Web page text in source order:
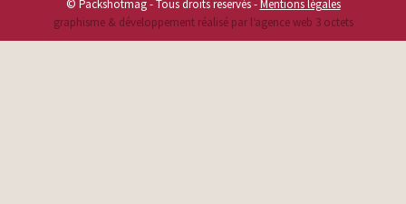
© Packshotmag - Tous droits reservés -Mentions légales
graphisme & développement réalisé par l‘agence web 3 octets